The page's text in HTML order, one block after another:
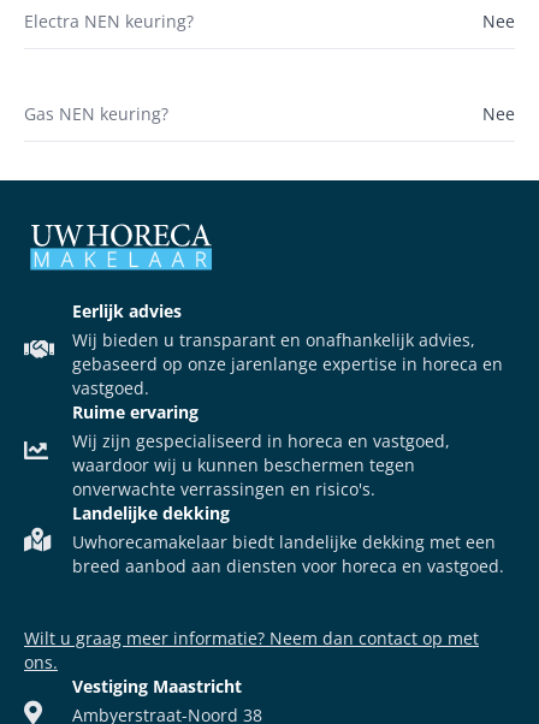
Electra NEN keuring? Nee
Gas NEN keuring? Nee
Eerlijk advies
Wij bieden u transparant en onafhankelijk advies,
gebaseerd op onze jarenlange expertise in horeca en
vastgoed.
Ruime ervaring
Wij zijn gespecialiseerd in horeca en vastgoed,
waardoor wij u kunnen beschermen tegen
onverwachte verrassingen en risico's.
Landelijke dekking
Uwhorecamakelaar biedt landelijke dekking met een
breed aanbod aan diensten voor horeca en vastgoed.
Wilt u graag meer informatie? Neem dan contact op met
ons.
Vestiging Maastricht
Ambyerstraat-Noord 38